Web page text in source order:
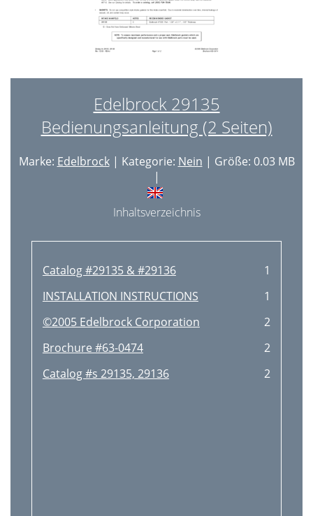
Edelbrock 29135
Bedienungsanleitung (2 Seiten)
Marke: Edelbrock| Kategorie: Nein | Größe: 0.03 MB
|
Inhaltsverzeichnis
Catalog #29135 & #29136
1
INSTALLATION INSTRUCTIONS
1
©2005 Edelbrock Corporation
2
Brochure #63-0474
2
Catalog #s 29135, 29136
2